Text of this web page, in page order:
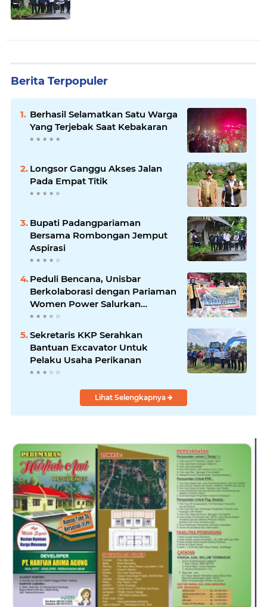
Berita Terpopuler
Berhasil Selamatkan Satu Warga
Yang Terjebak Saat Kebakaran
Longsor Ganggu Akses Jalan
Pada Empat Titik
Bupati Padangpariaman
Bersama Rombongan Jemput
Aspirasi
Peduli Bencana, Unisbar
Berkolaborasi dengan Pariaman
Women Power Salurkan
Bantuan untuk Korban Banjir di
Padang
Sekretaris KKP Serahkan
Bantuan Excavator Untuk
Pelaku Usaha Perikanan
Lihat Selengkapnya